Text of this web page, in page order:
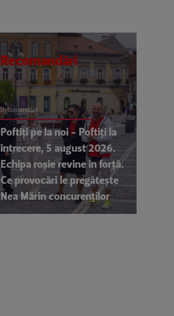
Recomandări
Recomandări
Poftiți pe la noi - Poftiți la
întrecere, 5 august 2026.
Echipa roșie revine în forță.
Ce provocări le pregătește
Nea Mărin concurenților